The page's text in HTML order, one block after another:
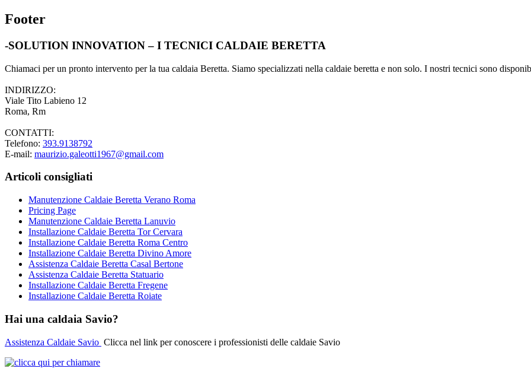
Footer
-SOLUTION INNOVATION – I TECNICI CALDAIE BERETTA
Chiamaci per un pronto intervento per la tua caldaia Beretta. Siamo specializzati nella caldaie beretta e non solo. I nostri tecnici sono
INDIRIZZO:
Viale Tito Labieno 12
Roma, Rm
CONTATTI:
Telefono: 393.9138792
E-mail: maurizio.galeotti1967@gmail.com
Articoli consigliati
Manutenzione Caldaie Beretta Verano Roma
Pricing Page
Manutenzione Caldaie Beretta Lanuvio
Installazione Caldaie Beretta Tor Cervara
Installazione Caldaie Beretta Roma Centro
Installazione Caldaie Beretta Divino Amore
Assistenza Caldaie Beretta Casal Bertone
Assistenza Caldaie Beretta Statuario
Installazione Caldaie Beretta Fregene
Installazione Caldaie Beretta Roiate
Hai una caldaia Savio?
Assistenza Caldaie Savio Clicca nel link per conoscere i professionisti delle caldaie Savio